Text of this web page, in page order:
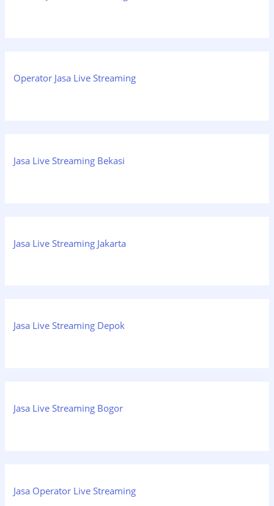
Operator Jasa Live Streaming
Jasa Live Streaming Bekasi
Jasa Live Streaming Jakarta
Jasa Live Streaming Depok
Jasa Live Streaming Bogor
Jasa Operator Live Streaming